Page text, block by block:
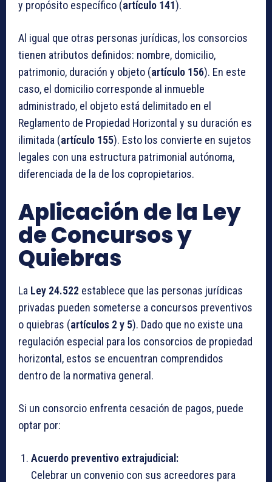
y propósito específico (artículo 141).
Al igual que otras personas jurídicas, los consorcios
tienen atributos definidos: nombre, domicilio,
patrimonio, duración y objeto (artículo 156). En este
caso, el domicilio corresponde al inmueble
administrado, el objeto está delimitado en el
Reglamento de Propiedad Horizontal y su duración es
ilimitada (artículo 155). Esto los convierte en sujetos
legales con una estructura patrimonial autónoma,
diferenciada de la de los copropietarios.
Aplicación de la Ley
de Concursos y
Quiebras
La Ley 24.522 establece que las personas jurídicas
privadas pueden someterse a concursos preventivos
o quiebras (artículos 2 y 5). Dado que no existe una
regulación especial para los consorcios de propiedad
horizontal, estos se encuentran comprendidos
dentro de la normativa general.
Si un consorcio enfrenta cesación de pagos, puede
optar por:
Acuerdo preventivo extrajudicial:
Celebrar un convenio con sus acreedores para